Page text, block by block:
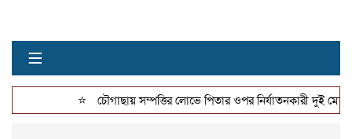
≡
চৌগাছায় সম্পত্তির লোভে পিতার ওপর নির্যাতনকারী দুই মেয়ে ফের